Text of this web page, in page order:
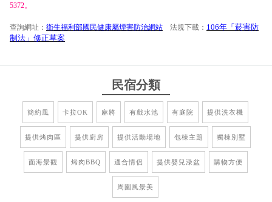
5372。
查詢網址： 衛生福利部國民健康屬煙害防治網站 法規下載： 106年「菸害防
制法」修正草案
民宿分類
簡約風 卡拉OK 麻將 有戲水池 有庭院 提供洗衣機
提供烤肉區 提供廚房 提供活動場地 包棟主題 獨棟別墅
面海景觀 烤肉BBQ 適合情侶 提供嬰兒澡盆 購物方便
周圍風景美